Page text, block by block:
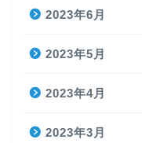
2023年6月
2023年5月
2023年4月
2023年3月